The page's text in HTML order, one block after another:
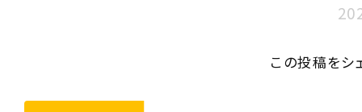
この投稿をシ